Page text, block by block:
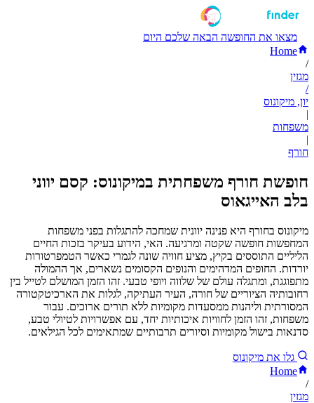
מצאו את החופשה הבאה שלכם היום
Home
/
מגזין
/
יון, מיקונוס
|
משפחות
|
חורף
חופשת חורף משפחתית במיקונוס: קסם יווני
בלב האייגאוס
מיקונוס בחורף היא פנינה יוונית שמחכה להתגלות בפני משפחות
המחפשות חופשה שקטה ומרגיעה. האי, הידוע בעיקר בזכות החיים
הליליים התוססים בקיץ, מציע חוויה שונה לגמרי כאשר הטמפרטורות
יורדות. החופים המדהימים והנופים הקסומים נשארים, אך ההמולה
מתפוגגת, ומתגלה עולם של שלווה ויופי טבעי. זהו הזמן המושלם לטייל בין
רחובותיה הציוריים של חורה, העיר העתיקה, לגלות את הארכיטקטורה
המסורתית וליהנות ממסעדות מקומיות ללא תורים ארוכים. עבור
משפחות, זהו הזמן לחוויות איכותיות יחד, עם אפשרויות לטיולי טבע,
סדנאות בישול מקומיות וסיורים תרבותיים שמתאימים לכל הגילאים.
גלו את מיקונוס
Home
/
מגזין